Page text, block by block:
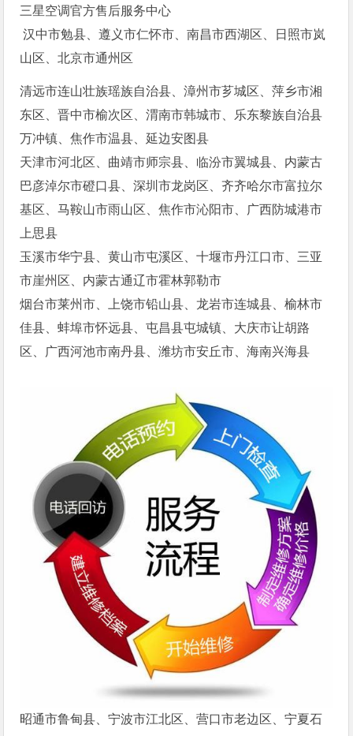
三星空调官方售后服务中心
汉中市勉县、遵义市仁怀市、南昌市西湖区、日照市岚
山区、北京市通州区
清远市连山壮族瑶族自治县、漳州市芗城区、萍乡市湘
东区、晋中市榆次区、渭南市韩城市、乐东黎族自治县
万冲镇、焦作市温县、延边安图县
天津市河北区、曲靖市师宗县、临汾市翼城县、内蒙古
巴彦淖尔市磴口县、深圳市龙岗区、齐齐哈尔市富拉尔
基区、马鞍山市雨山区、焦作市沁阳市、广西防城港市
上思县
玉溪市华宁县、黄山市屯溪区、十堰市丹江口市、三亚
市崖州区、内蒙古通辽市霍林郭勒市
烟台市莱州市、上饶市铅山县、龙岩市连城县、榆林市
佳县、蚌埠市怀远县、屯昌县屯城镇、大庆市让胡路
区、广西河池市南丹县、潍坊市安丘市、海南兴海县
昭通市鲁甸县、宁波市江北区、营口市老边区、宁夏石